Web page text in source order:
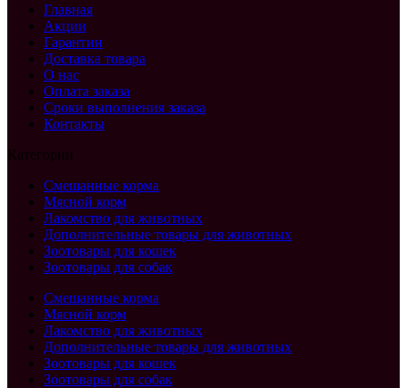
Главная
Акции
Гарантии
Доставка товара
О нас
Оплата заказа
Сроки выполнения заказа
Контакты
Категории
Смешанные корма
Мясной корм
Лакомство для животных
Дополнительные товары для животных
Зоотовары для кошек
Зоотовары для собак
Смешанные корма
Мясной корм
Лакомство для животных
Дополнительные товары для животных
Зоотовары для кошек
Зоотовары для собак